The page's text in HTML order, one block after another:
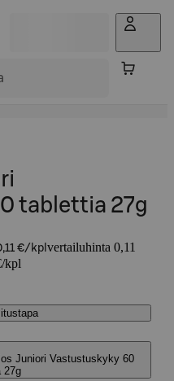
tablettia 27g
€/kpl vertailuhinta 0,11
kpl
Juniori Vastustuskyky 60
27g